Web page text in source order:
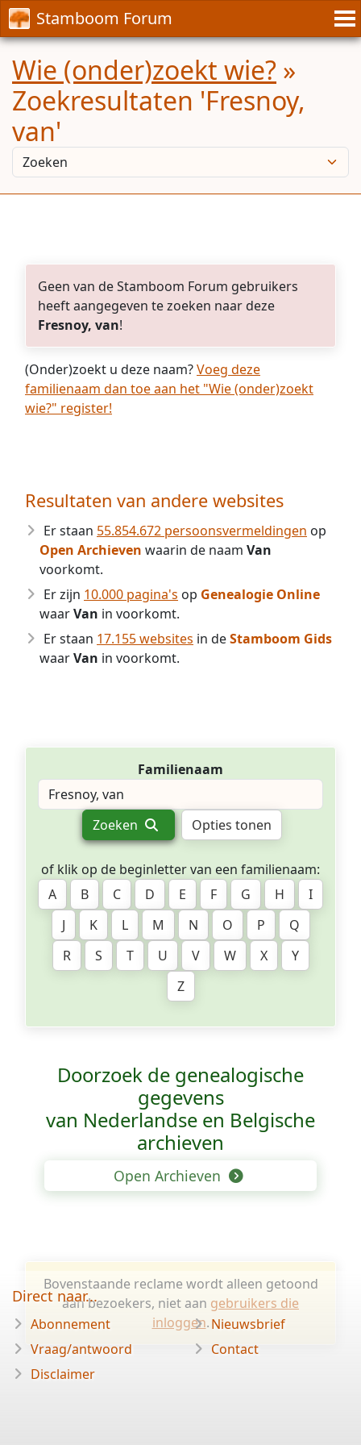
Stamboom Forum
Wie (onder)zoekt wie? »
Zoekresultaten 'Fresnoy,
van'
Geen van de Stamboom Forum gebruikers
heeft aangegeven te zoeken naar deze
Fresnoy, van!
(Onder)zoekt u deze naam?Voeg deze
familienaam dan toe aan het "Wie (onder)zoekt
wie?" register!
Resultaten van andere websites
Er staan 55.854.672 persoonsvermeldingen op
Open Archieven waarin de naam Van
voorkomt.
Er zijn 10.000 pagina's op Genealogie Online
waarVan in voorkomt.
Er staan 17.155 websites in deStamboom Gids
waarVan in voorkomt.
Familienaam
Zoeken Opties tonen
of klik op de beginletter van een familienaam:
A
B C D E F G H
I
J
K L M N O P
Q
R
S T U V W X
Y
Z
Doorzoek de genealogische
gegevens
van Nederlandse en Belgische
archieven
Open Archieven
Bovenstaande reclame wordt alleen getoond
aan bezoekers, niet aan gebruikers die
inloggen.
Direct naar...
Abonnement
Vraag/antwoord
Disclaimer
Nieuwsbrief
Contact